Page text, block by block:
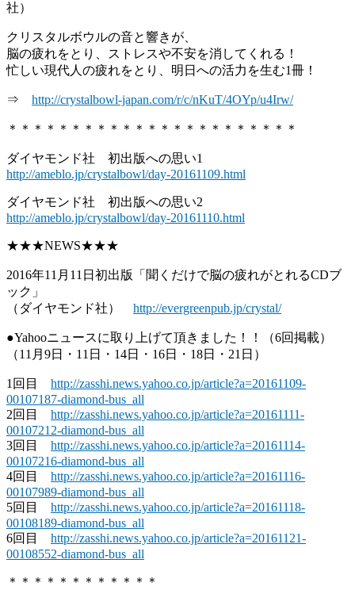
社）
クリスタルボウルの音と響きが、
脳の疲れをとり、ストレスや不安を消してくれる！
忙しい現代人の疲れをとり、明日への活力を生む1冊！
⇒ http://crystalbowl-japan.com/r/c/nKuT/4OYp/u4Irw/
＊＊＊＊＊＊＊＊＊＊＊＊＊＊＊＊＊＊＊＊＊＊＊
ダイヤモンド社 初出版への思い1
http://ameblo.jp/crystalbowl/day-20161109.html
ダイヤモンド社 初出版への思い2
http://ameblo.jp/crystalbowl/day-20161110.html
★★★NEWS★★★
2016年11月11日初出版「聞くだけで脳の疲れがとれるCDブ
ック」
（ダイヤモンド社） http://evergreenpub.jp/crystal/
●Yahooニュースに取り上げて頂きました！！（6回掲載）
（11月9日・11日・14日・16日・18日・21日）
1回目 http://zasshi.news.yahoo.co.jp/article?a=20161109-
00107187-diamond-bus_all
2回目 http://zasshi.news.yahoo.co.jp/article?a=20161111-
00107212-diamond-bus_all
3回目 http://zasshi.news.yahoo.co.jp/article?a=20161114-
00107216-diamond-bus_all
4回目 http://zasshi.news.yahoo.co.jp/article?a=20161116-
00107989-diamond-bus_all
5回目 http://zasshi.news.yahoo.co.jp/article?a=20161118-
00108189-diamond-bus_all
6回目 http://zasshi.news.yahoo.co.jp/article?a=20161121-
00108552-diamond-bus_all
＊＊＊＊＊＊＊＊＊＊＊＊